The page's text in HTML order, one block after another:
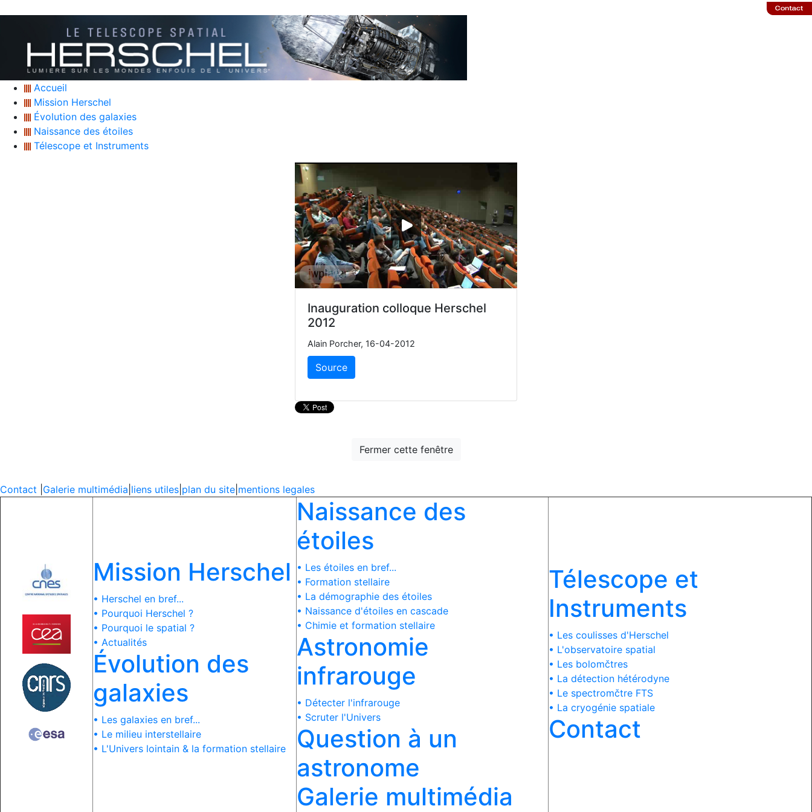
Accueil
Mission Herschel
Évolution des galaxies
Naissance des étoiles
Télescope et Instruments
Inauguration colloque Herschel
2012
Alain Porcher, 16-04-2012
Source
Fermer cette fenêtre
Contact Galerie multimédia liens utiles plan du site mentions legales
Mission Herschel
• Herschel en bref...
• Pourquoi Herschel ?
• Pourquoi le spatial ?
• Actualités
Évolution des
galaxies
• Les galaxies en bref...
• Le milieu interstellaire
• L'Univers lointain & la formation stellaire
Naissance des
étoiles
• Les étoiles en bref...
• Formation stellaire
• La démographie des étoiles
• Naissance d'étoiles en cascade
• Chimie et formation stellaire
Astronomie
infrarouge
• Détecter l'infrarouge
• Scruter l'Univers
Question à un
astronome
Galerie multimédia
Télescope et
Instruments
• Les coulisses d'Herschel
• L'observatoire spatial
• Les bolomčtres
• La détection hétérodyne
• Le spectromčtre FTS
• La cryogénie spatiale
Contact